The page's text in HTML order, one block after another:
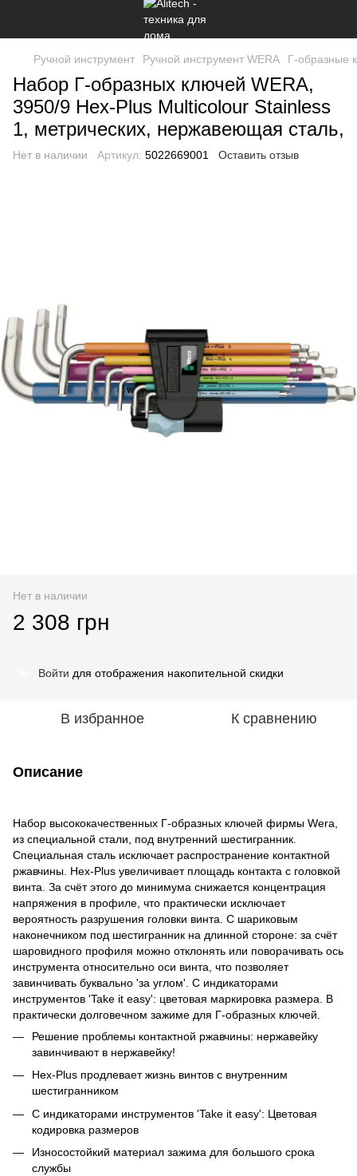
Ручной инструмент Ручной инструмент WERA Г-образные
Набор Г-образных ключей WERA,
3950/9 Hex-Plus Multicolour Stainless
1, метрических, нержавеющая сталь,
Нет в наличии Артикул: 5022669001 Оставить отзыв
Нет в наличии
2 308 грн
Войти для отображения накопительной скидки
В избранное К сравнению
Описание
Набор высококачественных Г-образных ключей фирмы Wera,
из специальной стали, под внутренний шестигранник.
Специальная сталь исключает распространение контактной
ржавчины. Hex-Plus увеличивает площадь контакта с головкой
винта. За счёт этого до минимума снижается концентрация
напряжения в профиле, что практически исключает
вероятность разрушения головки винта. С шариковым
наконечником под шестигранник на длинной стороне: за счёт
шаровидного профиля можно отклонять или поворачивать ось
инструмента относительно оси винта, что позволяет
завинчивать буквально 'за углом'. С индикаторами
инструментов 'Take it easy': цветовая маркировка размера. В
практически долговечном зажиме для Г-образных ключей.
Решение проблемы контактной ржавчины: нержавейку
завинчивают в нержавейку!
Hex-Plus продлевает жизнь винтов с внутренним
шестигранником
С индикаторами инструментов 'Take it easy': Цветовая
кодировка размеров
Износостойкий материал зажима для большого срока
службы